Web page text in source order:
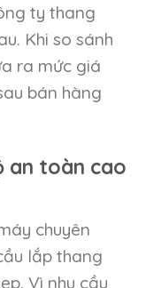
ty thang
Khi so sánh
ra mức giá
bán hàng
an toàn cao
chuyên
lắp thang
Vì nhu cầu